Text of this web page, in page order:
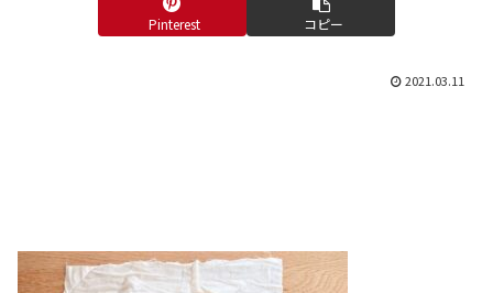
Pinterest コピー
2021.03.11